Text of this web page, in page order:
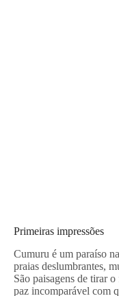
Primeiras impressões
Cumuru é um paraíso
praias deslumbrantes,
São paisagens de tirar
paz incomparável com